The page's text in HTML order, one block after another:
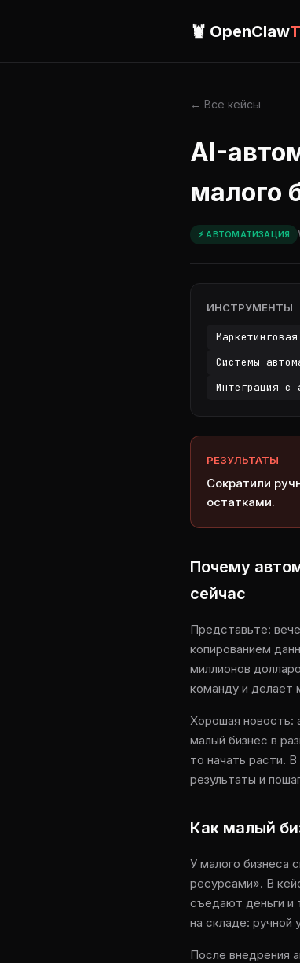
🦞 OpenClaw
← Все кейсы
AI-
малого
⚡ АВТОМАТИЗАЦИЯ
ИНСТРУМЕНТЫ
Системы
Интеграция с
РЕЗУЛЬТАТЫ
Сократили
остатками.
Почему
сейчас
Представьте:
копированием
миллионов
команду и делает
Хорошая новость:
малый бизнес в
то начать расти.
результаты и
Как малый
У малого бизнеса
ресурсами». В
съедают деньги и
на складе: ручной
После внедрения